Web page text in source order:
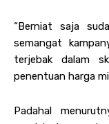
“Berniat saja
semangat
terjebak dalam
penentuan harga
Padahal